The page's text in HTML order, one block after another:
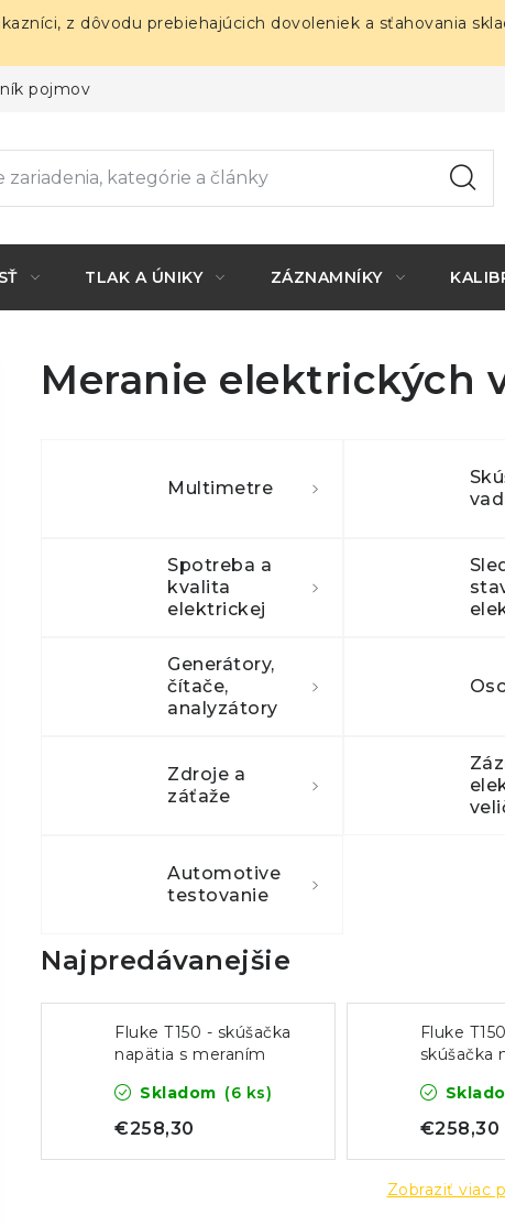
z dôvodu prebiehajúcich dovoleniek a sťahovania
pojmov
TLAK A ÚNIKY ZÁZNAMNÍKY
Meranie elektrických
Multimetre
Spotreba a
kvalita
elektrickej
Generátory,
čítače,
analyzátory
Zdroje a
záťaže
Automotive
testovanie
Najpredávanejšie
Fluke T150 - skúšačka
napätia s meraním
Skladom (6 ks)
€258,30
Fluke
skúšačka
(verzia
€258,30
Zobraziť viac